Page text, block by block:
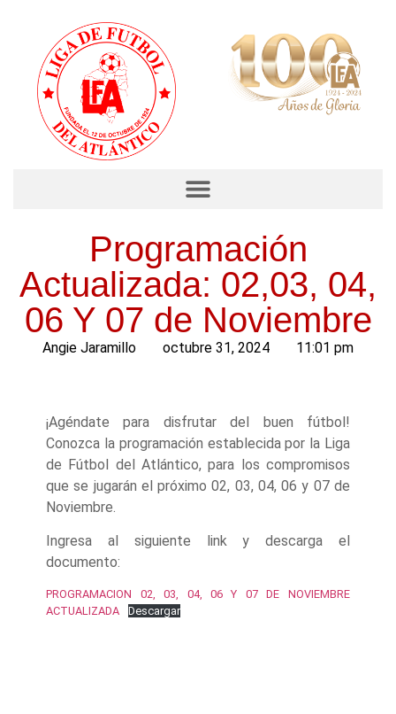
Programación
Actualizada: 02,03, 04,
06 Y 07 de Noviembre
Angie Jaramillo octubre 31, 2024 11:01 pm
¡Agéndate para disfrutar del buen fútbol!
Conozca la programación establecida por la Liga
de Fútbol del Atlántico, para los compromisos
que se jugarán el próximo 02, 03, 04, 06 y 07 de
Noviembre.
Ingresa al siguiente link y descarga el
documento:
PROGRAMACION 02, 03, 04, 06 Y 07 DE NOVIEMBRE
ACTUALIZADA
Descargar